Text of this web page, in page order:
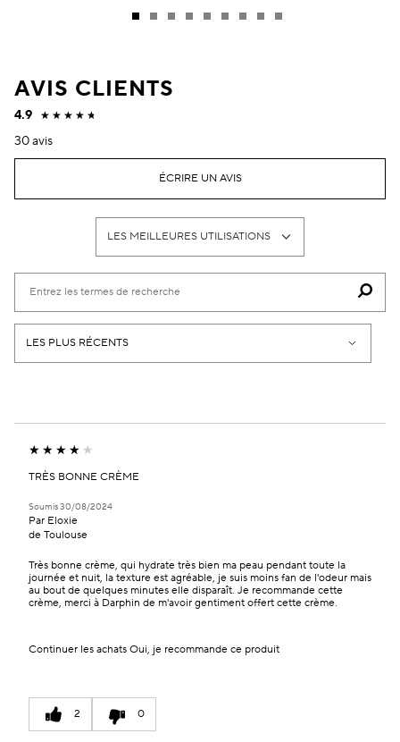
AVIS CLIENTS
4.9
30 avis
ÉCRIRE UN AVIS
LES MEILLEURES UTILISATIONS
TRÈS BONNE CRÈME
Soumis30/08/2024
Par Eloxie
de Toulouse
Très bonne crème, qui hydrate très bien ma peau pendant toute la
journée et nuit, la texture est agréable, je suis moins fan de l'odeur mais
au bout de quelques minutes elle disparaît. Je recommande cette
crème, merci à Darphin de m'avoir gentiment offert cette crème.
Continuer les achats Oui, je recommande ce produit
2 0